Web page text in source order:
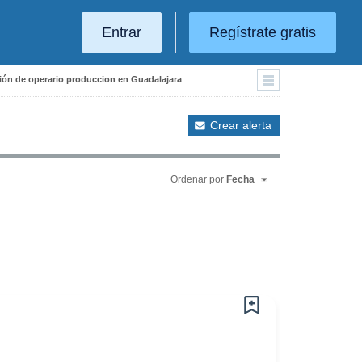
Entrar Regístrate gratis
de operario produccion en Guadalajara
Crear alerta
Ordenar por Fecha